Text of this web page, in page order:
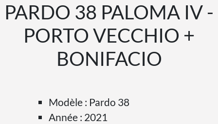
PARDO 38 PALOMA IV -
PORTO VECCHIO +
BONIFACIO
Modèle : Pardo 38
Année : 2021